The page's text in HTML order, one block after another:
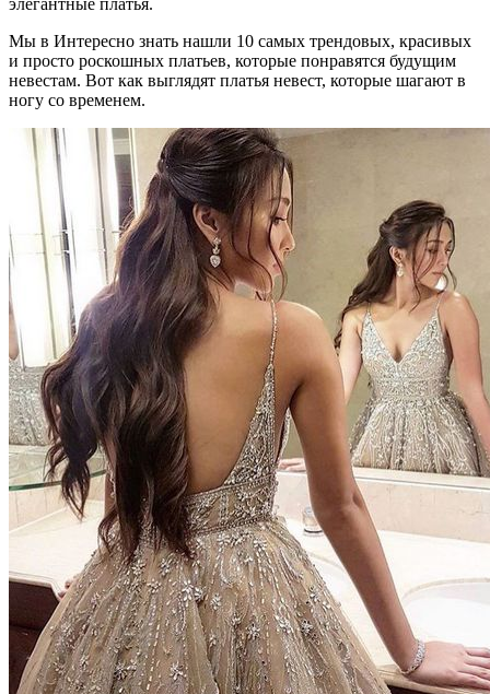
элегантные платья.
Мы в Интересно знать нашли 10 самых трендовых, красивых
и просто роскошных платьев, которые понравятся будущим
невестам. Вот как выглядят платья невест, которые шагают в
ногу со временем.